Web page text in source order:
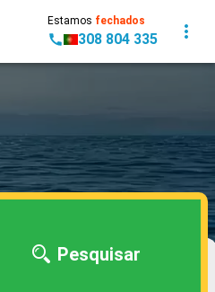
Estamos fechados
308 804 335
Pesquisar